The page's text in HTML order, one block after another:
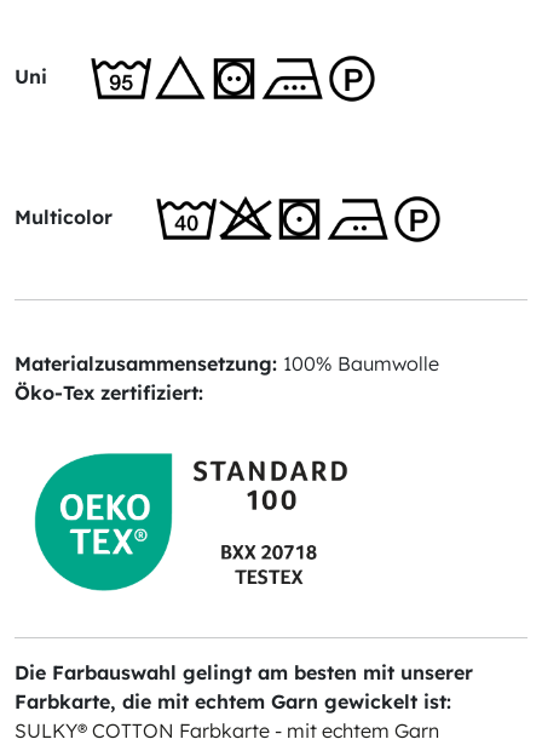
Uni
Multicolor
Materialzusammensetzung: 100% Baumwolle
Öko-Tex zertifiziert:
Die Farbauswahl gelingt am besten mit unserer
Farbkarte, die mit echtem Garn gewickelt ist:
SULKY® COTTON Farbkarte - mit echtem Garn